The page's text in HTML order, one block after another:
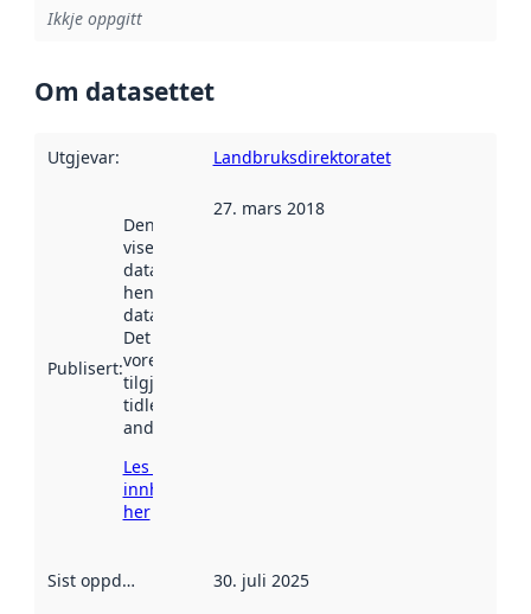
Ikkje oppgitt
Om datasettet
Utgjevar: Landbruksdirektoratet
Publisert:
Denne datoen
viser når
datasettet vart
henta inn av
data.norge.no.
Det kan ha
vore
tilgjengeleg
tidlegare
andre stader.
Les meir om
innhenting
her
27. mars 2018
Sist oppdatert 30. juli 2025